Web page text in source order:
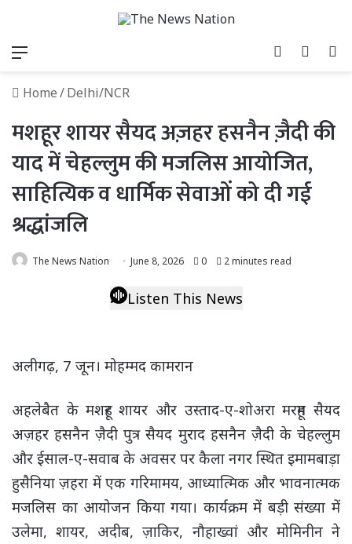
Log In
Home/Delhi/NCR
मशहूर शायर सैयद अज़हर हसनैन ज़ैदी की
याद में चेहल्लुम की मजलिस आयोजित,
साहित्यिक व धार्मिक सेवाओं को दी गई
श्रद्धांजलि
The News Nation June 8, 2026 0 2 minutes read
Listen This News
अलीगढ़, 7 जून। मोहम्मद कामरान
अहलेबैत के मशहूर शायर और उस्ताद-ए-शोअरा मरहूम सैयद
अज़हर हसनैन ज़ैदी पुत्र सैयद मुराद हसनैन ज़ैदी के चेहल्लुम
और ईसाल-ए-सवाब के अवसर पर कैला नगर स्थित इमामबाड़ा
हुसैनिया ज़हरा में एक गरिमामय, आध्यात्मिक और भावनात्मक
मजलिस का आयोजन किया गया। कार्यक्रम में बड़ी संख्या में
उलेमा, शायर, अदीब, ज़ाकिर, नौहाख्वां और मोमिनीन ने